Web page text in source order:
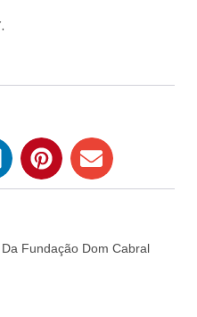
Fundação Dom Cabral